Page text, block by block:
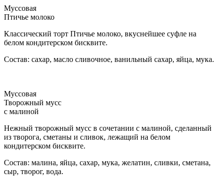
Муссовая
Птичье молоко
Классический торт Птичье молоко, вкуснейшее суфле на
белом кондитерском бисквите.
Состав: сахар, масло сливочное, ванильный сахар, яйца, мука.
Муссовая
Творожный мусс
с малиной
Нежный творожный мусс в сочетании с малиной, сделанный
из творога, сметаны и сливок, лежащий на белом
кондитерском бисквите.
Состав: малина, яйца, сахар, мука, желатин, сливки, сметана,
сыр, творог, вода.